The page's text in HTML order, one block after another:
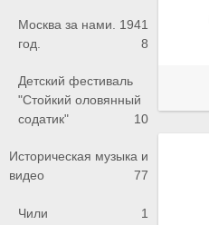
Москва за нами. 1941
год.
8
Детский фестиваль
"Стойкий оловянный
содатик"
10
Историческая музыка и
видео
77
Чили 1